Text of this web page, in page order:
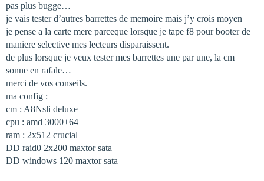
pas plus bugge…
je vais tester d’autres barrettes de memoire mais j’y crois moyen
je pense a la carte mere parceque lorsque je tape f8 pour booter de
maniere selective mes lecteurs disparaissent.
de plus lorsque je veux tester mes barrettes une par une, la cm
sonne en rafale…
merci de vos conseils.
ma config :
cm : A8Nsli deluxe
cpu : amd 3000+64
ram : 2x512 crucial
DD raid0 2x200 maxtor sata
DD windows 120 maxtor sata